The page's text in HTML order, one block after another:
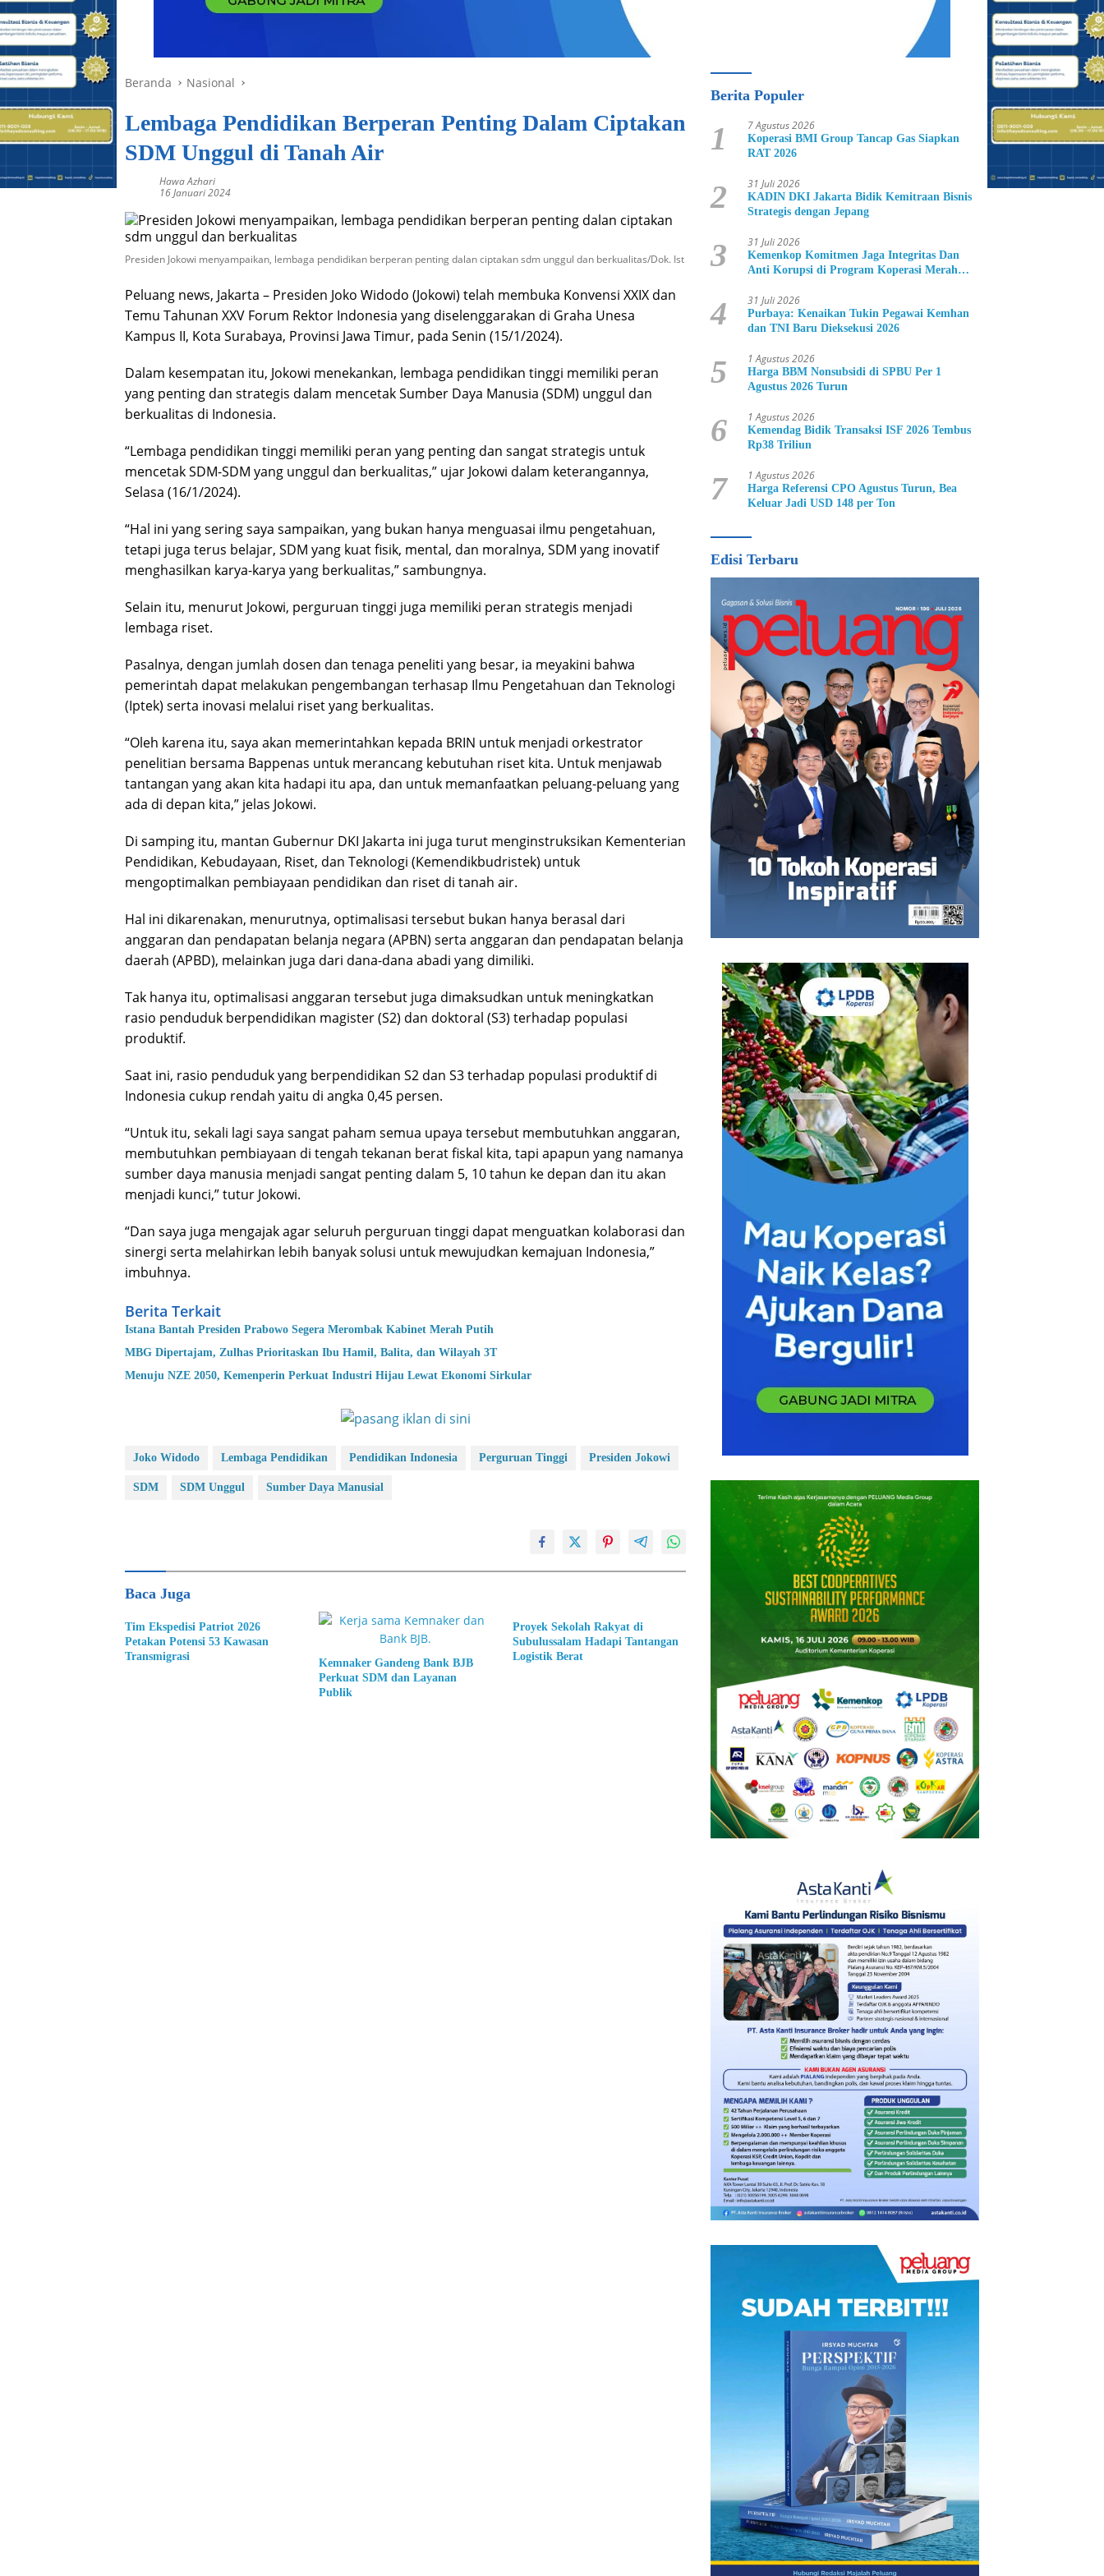
Beranda Nasional
Lembaga Pendidikan Berperan Penting Dalam Ciptakan
SDM Unggul di Tanah Air
Hawa Azhari
16 Januari 2024
Presiden Jokowi menyampaikan, lembaga pendidikan berperan penting dalan ciptakan sdm unggul dan berkualitas/Dok. Ist
Peluang news, Jakarta – Presiden Joko Widodo (Jokowi) telah membuka Konvensi XXIX dan
Temu Tahunan XXV Forum Rektor Indonesia yang diselenggarakan di Graha Unesa
Kampus II, Kota Surabaya, Provinsi Jawa Timur, pada Senin (15/1/2024).
Dalam kesempatan itu, Jokowi menekankan, lembaga pendidikan tinggi memiliki peran
yang penting dan strategis dalam mencetak Sumber Daya Manusia (SDM) unggul dan
berkualitas di Indonesia.
“Lembaga pendidikan tinggi memiliki peran yang penting dan sangat strategis untuk
mencetak SDM-SDM yang unggul dan berkualitas,” ujar Jokowi dalam keterangannya,
Selasa (16/1/2024).
“Hal ini yang sering saya sampaikan, yang bukan hanya menguasai ilmu pengetahuan,
tetapi juga terus belajar, SDM yang kuat fisik, mental, dan moralnya, SDM yang inovatif
menghasilkan karya-karya yang berkualitas,” sambungnya.
Selain itu, menurut Jokowi, perguruan tinggi juga memiliki peran strategis menjadi
lembaga riset.
Pasalnya, dengan jumlah dosen dan tenaga peneliti yang besar, ia meyakini bahwa
pemerintah dapat melakukan pengembangan terhasap Ilmu Pengetahuan dan Teknologi
(Iptek) serta inovasi melalui riset yang berkualitas.
“Oleh karena itu, saya akan memerintahkan kepada BRIN untuk menjadi orkestrator
penelitian bersama Bappenas untuk merancang kebutuhan riset kita. Untuk menjawab
tantangan yang akan kita hadapi itu apa, dan untuk memanfaatkan peluang-peluang yang
ada di depan kita,” jelas Jokowi.
Di samping itu, mantan Gubernur DKI Jakarta ini juga turut menginstruksikan Kementerian
Pendidikan, Kebudayaan, Riset, dan Teknologi (Kemendikbudristek) untuk
mengoptimalkan pembiayaan pendidikan dan riset di tanah air.
Hal ini dikarenakan, menurutnya, optimalisasi tersebut bukan hanya berasal dari
anggaran dan pendapatan belanja negara (APBN) serta anggaran dan pendapatan belanja
daerah (APBD), melainkan juga dari dana-dana abadi yang dimiliki.
Tak hanya itu, optimalisasi anggaran tersebut juga dimaksudkan untuk meningkatkan
rasio penduduk berpendidikan magister (S2) dan doktoral (S3) terhadap populasi
produktif.
Saat ini, rasio penduduk yang berpendidikan S2 dan S3 terhadap populasi produktif di
Indonesia cukup rendah yaitu di angka 0,45 persen.
“Untuk itu, sekali lagi saya sangat paham semua upaya tersebut membutuhkan anggaran,
membutuhkan pembiayaan di tengah tekanan berat fiskal kita, tapi apapun yang namanya
sumber daya manusia menjadi sangat penting dalam 5, 10 tahun ke depan dan itu akan
menjadi kunci,” tutur Jokowi.
“Dan saya juga mengajak agar seluruh perguruan tinggi dapat menguatkan kolaborasi dan
sinergi serta melahirkan lebih banyak solusi untuk mewujudkan kemajuan Indonesia,”
imbuhnya.
Berita Terkait
Istana Bantah Presiden Prabowo Segera Merombak Kabinet Merah Putih
MBG Dipertajam, Zulhas Prioritaskan Ibu Hamil, Balita, dan Wilayah 3T
Menuju NZE 2050, Kemenperin Perkuat Industri Hijau Lewat Ekonomi Sirkular
Joko Widodo Lembaga Pendidikan Pendidikan Indonesia Perguruan Tinggi Presiden Jokowi
SDM SDM Unggul Sumber Daya Manusial
Baca Juga
Tim Ekspedisi Patriot 2026
Petakan Potensi 53 Kawasan
Transmigrasi
Kemnaker Gandeng Bank BJB
Perkuat SDM dan Layanan
Publik
Proyek Sekolah Rakyat di
Subulussalam Hadapi Tantangan
Logistik Berat
Berita Populer
1 7 Agustus 2026
Koperasi BMI Group Tancap Gas Siapkan
RAT 2026
2 31 Juli 2026
KADIN DKI Jakarta Bidik Kemitraan Bisnis
Strategis dengan Jepang
3 31 Juli 2026
Kemenkop Komitmen Jaga Integritas Dan
Anti Korupsi di Program Koperasi Merah
4 31 Juli 2026
Purbaya: Kenaikan Tukin Pegawai Kemhan
dan TNI Baru Dieksekusi 2026
5 1 Agustus 2026
Harga BBM Nonsubsidi di SPBU Per 1
Agustus 2026 Turun
6 1 Agustus 2026
Kemendag Bidik Transaksi ISF 2026 Tembus
Rp38 Triliun
7 1 Agustus 2026
Harga Referensi CPO Agustus Turun, Bea
Keluar Jadi USD 148 per Ton
Edisi Terbaru